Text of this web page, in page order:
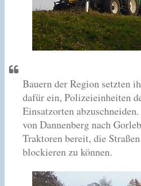
Bauern der Region setzten
dafür ein, Polizeieinheiten
Einsatzorten
von Dannenberg nach
Traktoren bereit, die
blockieren zu können.